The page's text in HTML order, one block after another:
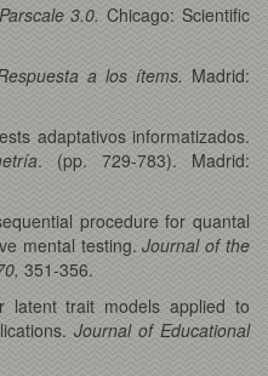
Parscale 3.0. Chicago: Scientific
a los ítems. Madrid:
adaptativos informatizados.
. (pp. 729-783). Madrid:
procedure for quantal
mental testing.Journal of the
351-356.
latent trait models applied to
Journal of Educational